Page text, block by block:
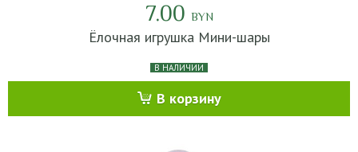
7.00 BYN
Ёлочная игрушка Мини-шары
В НАЛИЧИИ
В корзину